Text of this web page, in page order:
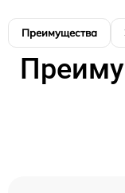
Преимущества